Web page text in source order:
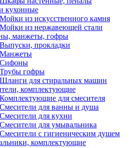
кухонные
Мойки из искусственного камня
Мойки из нержавеющей стали
манжеты, гофры
Выпуски, прокладки
Манжеты
Сифоны
Трубы гофры
Шланги для стиральных машин
комплектующие
Комплектующие для смесителя
Смесители для ванны и душа
Смесители для кухни
Смесители для умывальника
Смесители с гигиеническим душем
комплектующие